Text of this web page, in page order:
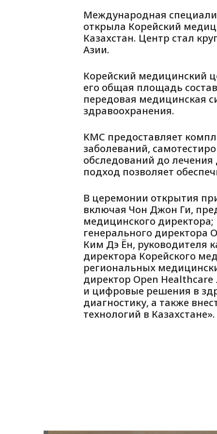
Международная
открыла Корейский
Казахстан. Центр стал
Азии.
Корейский медицинский
его общая площадь
передовая медицинская
здравоохранения.
KMC предоставляет
заболеваний,
обследований до
подход позволяет
В церемонии открытия
включая Чон Джон Ги,
медицинского
генерального директора
Ким Дэ Ён, руководителя
директора Корейского
региональных
директор Open
и цифровые решения в
диагностику, а также
технологий в Казахстане».